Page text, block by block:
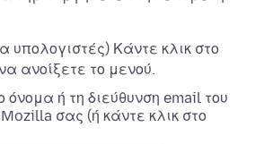
υπολογιστές) Κάντε κλικ στο
ανοίξετε το μενού.
όνομα ή τη διεύθυνση email του
σας (ή κάντε κλικ στο